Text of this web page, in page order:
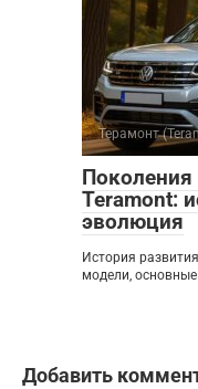
Терамонт
Поколения
Teramont:
эволюция
История
модели,
Добавить